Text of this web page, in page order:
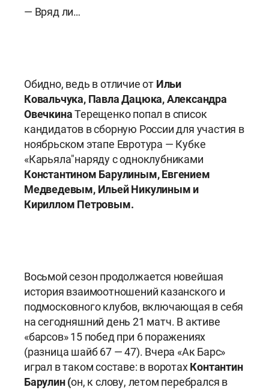
— Вряд ли…
Обидно, ведь в отличие от Ильи
Ковальчука, Павла Дацюка, Александра
ОвечкинаТерещенко попал в список
кандидатов в сборную России для участия в
ноябрьском этапе Евротура — Кубке
«Карьяла"наряду с одноклубниками
Константином Барулиным, Евгением
Медведевым, Ильей Никулиным и
Кириллом Петровым.
Восьмой сезон продолжается новейшая
история взаимоотношений казанского и
подмосковного клубов, включающая в себя
на сегодняшний день 21 матч. В активе
«барсов» 15 побед при 6 поражениях
(разница шайб 67 — 47). Вчера «Ак Барс»
играл в таком составе: в воротахКонтантин
Барулин (он, к слову, летом перебрался в